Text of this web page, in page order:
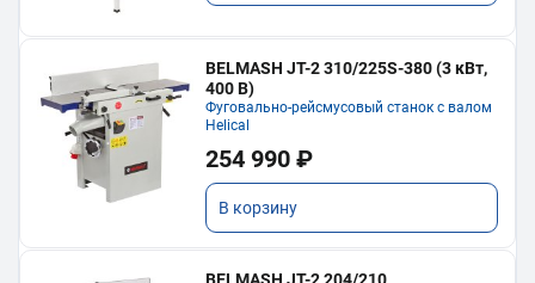
BELMASH JT-2 310/225S-380 (3 кВт,
400 В)
Фуговально-рейсмусовый станок с валом
Helical
254 990 ₽
В корзину